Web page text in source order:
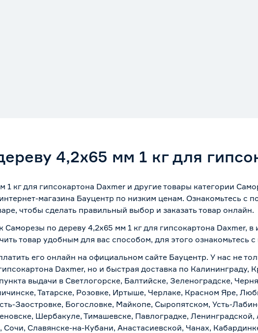
4,2х65 мм 1 кг для
кг для гипсокартона Daxmer и другие товары категории
магазина Бауцентр по низким ценам. Ознакомьтесь с
чтобы сделать правильный выбор и заказать товар онлайн.
Саморезы по дереву 4,2х65 мм 1 кг для гипсокартона Daxmer,
товар удобным для вас способом, для этого ознакомьтесь
его онлайн на официальном сайте Бауцентр. У нас не
Daxmer, но и быстрая доставка по
выдачи в Светлогорске, Балтийске, Зеленоградске,
Татарске, Розовке, Иртыше, Черлаке, Красном Яре,
Заостровке, Богословке, Майкопе, Сыропятском, Усть-
Шербакуле, Тимашевске, Павлоградке,
Сочи, Славянске-на-Кубани, Анастасиевской, Чанах,